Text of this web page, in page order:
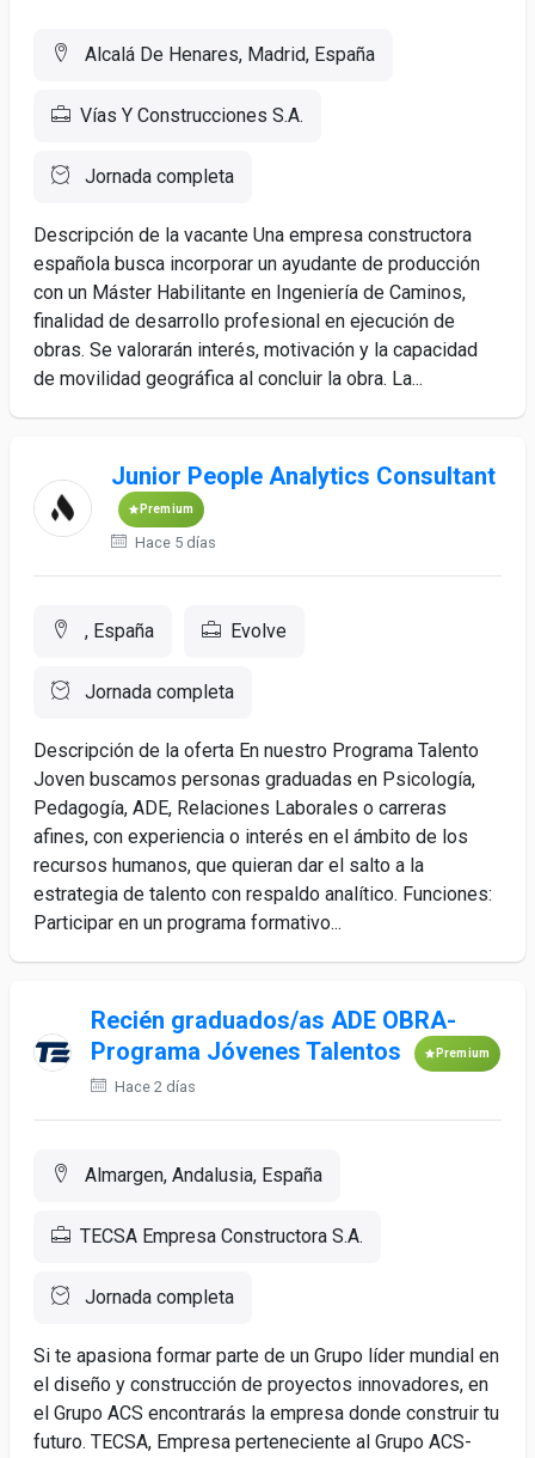
Alcalá De Henares, Madrid, España
Vías Y Construcciones S.A.
Jornada completa
Descripción de la vacante Una empresa constructora
española busca incorporar un ayudante de producción
con un Máster Habilitante en Ingeniería de Caminos,
finalidad de desarrollo profesional en ejecución de
obras. Se valorarán interés, motivación y la capacidad
de movilidad geográfica al concluir la obra. La...
Junior People Analytics Consultant
Premium
Hace 5 días
, España Evolve
Jornada completa
Descripción de la oferta En nuestro Programa Talento
Joven buscamos personas graduadas en Psicología,
Pedagogía, ADE, Relaciones Laborales o carreras
afines, con experiencia o interés en el ámbito de los
recursos humanos, que quieran dar el salto a la
estrategia de talento con respaldo analítico. Funciones:
Participar en un programa formativo...
Recién graduados/as ADE OBRA-
Programa Jóvenes Talentos
Premium
Hace 2 días
Almargen, Andalusia, España
TECSA Empresa Constructora S.A.
Jornada completa
Si te apasiona formar parte de un Grupo líder mundial en
el diseño y construcción de proyectos innovadores, en
el Grupo ACS encontrarás la empresa donde construir tu
futuro. TECSA, Empresa perteneciente al Grupo ACS-